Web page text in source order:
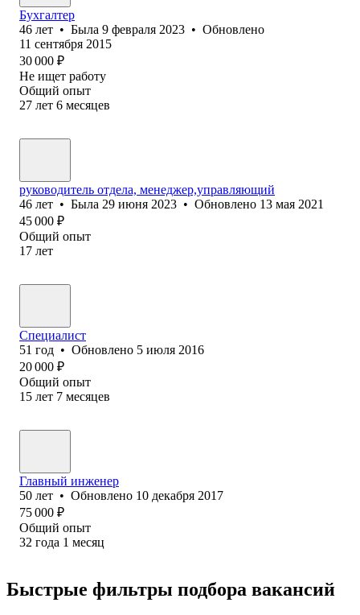
Бухгалтер
46 лет • Была 9 февраля 2023 • Обновлено
11 сентября 2015
30 000 ₽
Не ищет работу
Общий опыт
27 лет 6 месяцев
руководитель отдела, менеджер,управляющий
46 лет • Была 29 июня 2023 • Обновлено 13 мая 2021
45 000 ₽
Общий опыт
17 лет
Специалист
51 год • Обновлено 5 июля 2016
20 000 ₽
Общий опыт
15 лет 7 месяцев
Главный инженер
50 лет • Обновлено 10 декабря 2017
75 000 ₽
Общий опыт
32 года 1 месяц
Быстрые фильтры подбора вакансий